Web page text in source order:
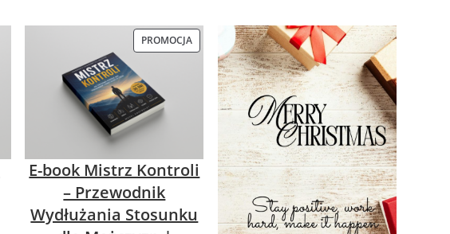
PROMOCJAPRODUKT
PROMOCJI
E-book Mistrz Kontroli
– Przewodnik
Wydłużania Stosunku